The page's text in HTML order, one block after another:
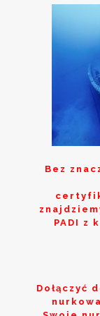
Bez
PADI z
Dołączyć